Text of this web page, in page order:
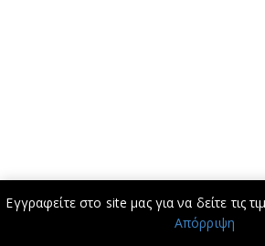
Εγγραφείτε στο site μας για να δείτε τις
Απόρριψη